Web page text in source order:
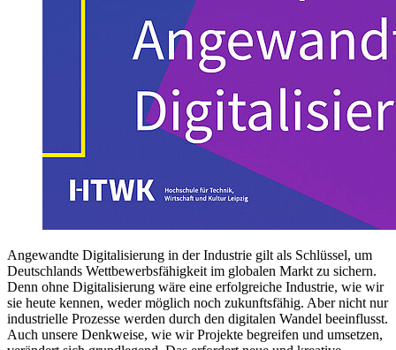
Angewandte Digitalisierung in der Industrie gilt als Schlüssel, um
Deutschlands Wettbewerbsfähigkeit im globalen Markt zu sichern.
Denn ohne Digitalisierung wäre eine erfolgreiche Industrie, wie wir
sie heute kennen, weder möglich noch zukunftsfähig. Aber nicht nur
industrielle Prozesse werden durch den digitalen Wandel beeinflusst.
Auch unsere Denkweise, wie wir Projekte begreifen und umsetzen,